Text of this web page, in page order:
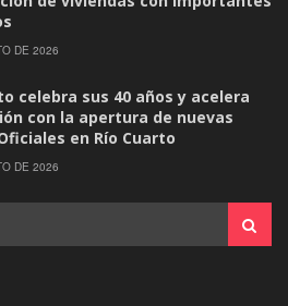
DE 2026
celebra sus 40 años y acelera
con la apertura de nuevas
en Río Cuarto
DE 2026